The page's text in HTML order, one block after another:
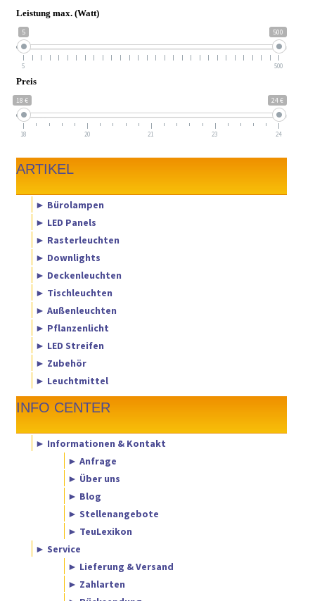
Leistung max. (Watt)
5 500
5 500
Preis
18 € 24 €
18 20 21 23 24
ARTIKEL
► Bürolampen
► LED Panels
► Rasterleuchten
► Downlights
► Deckenleuchten
► Tischleuchten
► Außenleuchten
► Pflanzenlicht
► LED Streifen
► Zubehör
► Leuchtmittel
INFO CENTER
► Informationen & Kontakt
► Anfrage
► Über uns
► Blog
► Stellenangebote
► TeuLexikon
► Service
► Lieferung & Versand
► Zahlarten